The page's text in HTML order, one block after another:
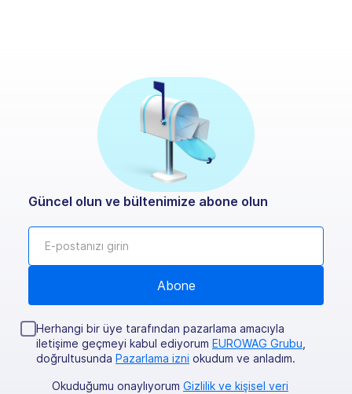
Güncel olun ve bültenimize abone olun
Herhangi bir üye tarafından pazarlama amacıyla
iletişime geçmeyi kabul ediyorum EUROWAG Grubu
doğrultusunda Pazarlama izni okudum ve anladım.
Okuduğumu onaylıyorum Gizlilik ve kişisel veri